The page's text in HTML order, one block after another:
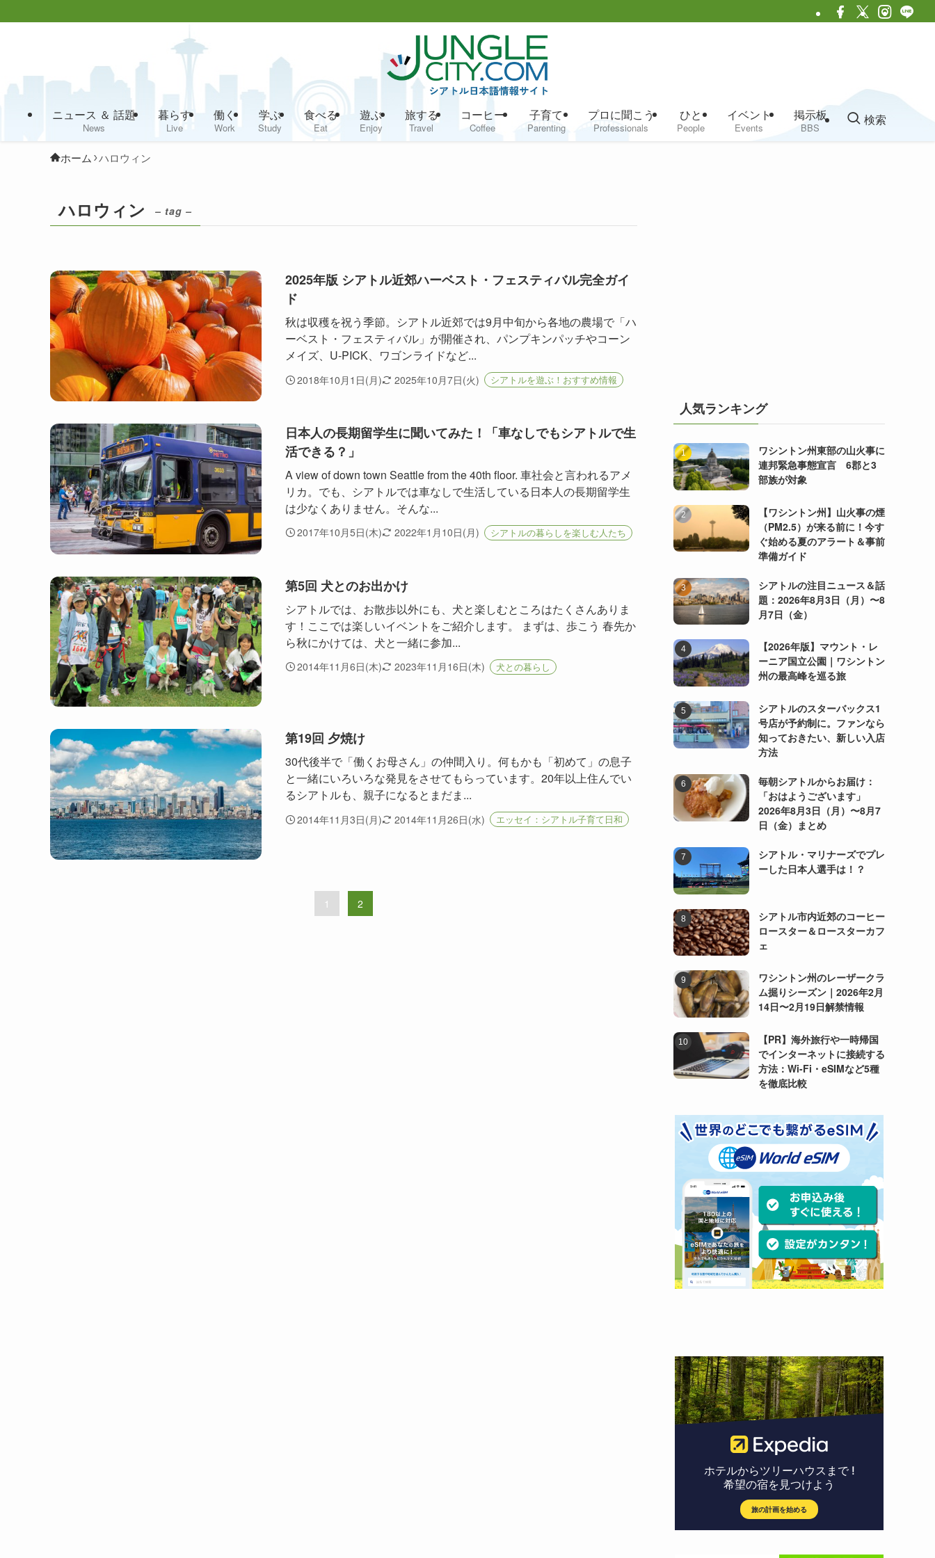
ニュース ＆ 話題
News
暮らす
Live
働く
Work
学ぶ
Study
食べる
Eat
遊ぶ
Enjoy
旅する
Travel
コーヒー
Coffee
子育て
Parenting
プロに聞こう
Professionals
ひと
People
イベント
Events
掲示板
BBS
検索
ホーム ハロウィン
ハロウィン – tag –
2025年版 シアトル近郊ハーベスト・フェスティバル完全ガイ
ド
秋は収穫を祝う季節。シアトル近郊では9月中旬から各地の農場で「ハ
ーベスト・フェスティバル」が開催され、パンプキンパッチやコーン
メイズ、U-PICK、ワゴンライドなど...
2018年10月1日(月) 2025年10月7日(火) シアトルを遊ぶ！おすすめ情報
日本人の長期留学生に聞いてみた！「車なしでもシアトルで生
活できる？」
A view of down town Seattle from the 40th floor. 車社会と言われるアメ
リカ。でも、シアトルでは車なしで生活している日本人の長期留学生
は少なくありません。そんな...
2017年10月5日(木) 2022年1月10日(月) シアトルの暮らしを楽しむ人たち
第5回 犬とのお出かけ
シアトルでは、お散歩以外にも、犬と楽しむところはたくさんありま
す！ここでは楽しいイベントをご紹介します。 まずは、歩こう 春先か
ら秋にかけては、犬と一緒に参加...
2014年11月6日(木) 2023年11月16日(木) 犬との暮らし
第19回 夕焼け
30代後半で「働くお母さん」の仲間入り。何もかも「初めて」の息子
と一緒にいろいろな発見をさせてもらっています。20年以上住んでい
るシアトルも、親子になるとまだま...
2014年11月3日(月) 2014年11月26日(水) エッセイ：シアトル子育て日和
1 2
人気ランキング
ワシントン州東部の山火事に
連邦緊急事態宣言 6郡と3
部族が対象
【ワシントン州】山火事の煙
（PM2.5）が来る前に！今す
ぐ始める夏のアラート＆事前
準備ガイド
シアトルの注目ニュース＆話
題：2026年8月3日（月）〜8
月7日（金）
【2026年版】マウント・レ
ーニア国立公園｜ワシントン
州の最高峰を巡る旅
シアトルのスターバックス1
号店が予約制に。ファンなら
知っておきたい、新しい入店
方法
毎朝シアトルからお届け：
「おはようございます」
2026年8月3日（月）〜8月7
日（金）まとめ
シアトル・マリナーズでプレ
ーした日本人選手は！？
シアトル市内近郊のコーヒー
ロースター＆ロースターカフ
ェ
ワシントン州のレーザークラ
ム掘りシーズン｜2026年2月
14日〜2月19日解禁情報
【PR】海外旅行や一時帰国
でインターネットに接続する
方法：Wi-Fi・eSIMなど5種
を徹底比較